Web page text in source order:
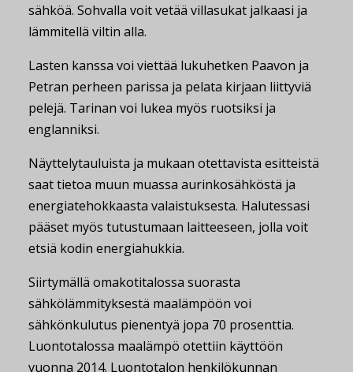
sähköä. Sohvalla voit vetää villasukat jalkaasi ja
lämmitellä viltin alla.
Lasten kanssa voi viettää lukuhetken Paavon ja
Petran perheen parissa ja pelata kirjaan liittyviä
pelejä. Tarinan voi lukea myös ruotsiksi ja
englanniksi.
Näyttelytauluista ja mukaan otettavista esitteistä
saat tietoa muun muassa aurinkosähköstä ja
energiatehokkaasta valaistuksesta. Halutessasi
pääset myös tutustumaan laitteeseen, jolla voit
etsiä kodin energiahukkia.
Siirtymällä omakotitalossa suorasta
sähkölämmityksestä maalämpöön voi
sähkönkulutus pienentyä jopa 70 prosenttia.
Luontotalossa maalämpö otettiin käyttöön
vuonna 2014. Luontotalon henkilökunnan